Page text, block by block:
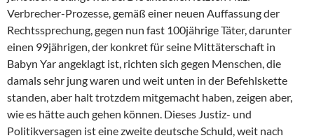
Verbrecher-Prozesse, gemäß einer neuen Auffassung der
Rechtssprechung, gegen nun fast 100jährige Täter, darunter
einen 99jährigen, der konkret für seine Mittäterschaft in
Babyn Yar angeklagt ist, richten sich gegen Menschen, die
damals sehr jung waren und weit unten in der Befehlskette
standen, aber halt trotzdem mitgemacht haben, zeigen aber,
wie es hätte auch gehen können. Dieses Justiz- und
Politikversagen ist eine zweite deutsche Schuld, weit nach